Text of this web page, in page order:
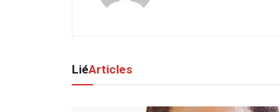
LiéArticles